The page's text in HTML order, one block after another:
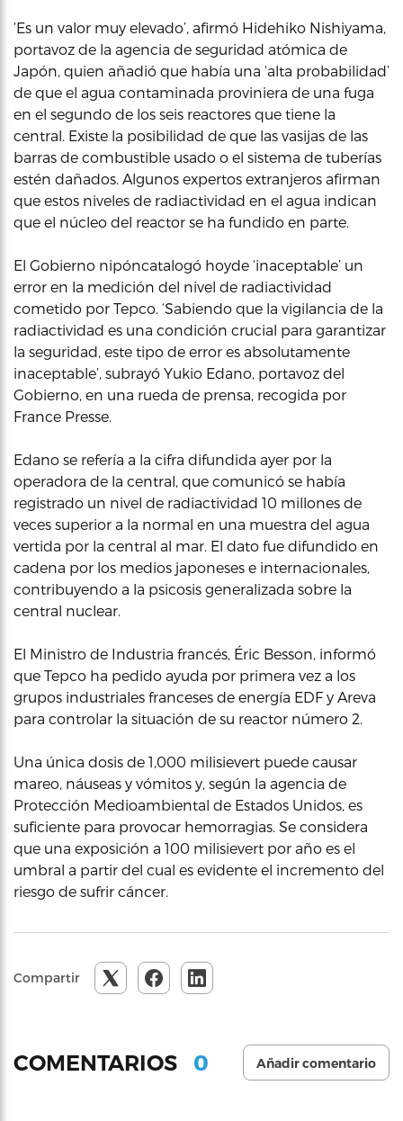
‘Es un valor muy elevado’, afirmó Hidehiko Nishiyama,
portavoz de la agencia de seguridad atómica de
Japón, quien añadió que había una ‘alta probabilidad’
de que el agua contaminada proviniera de una fuga
en el segundo de los seis reactores que tiene la
central. Existe la posibilidad de que las vasijas de las
barras de combustible usado o el sistema de tuberías
estén dañados. Algunos expertos extranjeros afirman
que estos niveles de radiactividad en el agua indican
que el núcleo del reactor se ha fundido en parte.
El Gobierno nipóncatalogó hoyde ‘inaceptable’ un
error en la medición del nivel de radiactividad
cometido por Tepco. ‘Sabiendo que la vigilancia de la
radiactividad es una condición crucial para garantizar
la seguridad, este tipo de error es absolutamente
inaceptable’, subrayó Yukio Edano, portavoz del
Gobierno, en una rueda de prensa, recogida por
France Presse.
Edano se refería a la cifra difundida ayer por la
operadora de la central, que comunicó se había
registrado un nivel de radiactividad 10 millones de
veces superior a la normal en una muestra del agua
vertida por la central al mar. El dato fue difundido en
cadena por los medios japoneses e internacionales,
contribuyendo a la psicosis generalizada sobre la
central nuclear.
El Ministro de Industria francés, Éric Besson, informó
que Tepco ha pedido ayuda por primera vez a los
grupos industriales franceses de energía EDF y Areva
para controlar la situación de su reactor número 2.
Una única dosis de 1,000 milisievert puede causar
mareo, náuseas y vómitos y, según la agencia de
Protección Medioambiental de Estados Unidos, es
suficiente para provocar hemorragias. Se considera
que una exposición a 100 milisievert por año es el
umbral a partir del cual es evidente el incremento del
riesgo de sufrir cáncer.
Compartir
COMENTARIOS 0 Añadir comentario